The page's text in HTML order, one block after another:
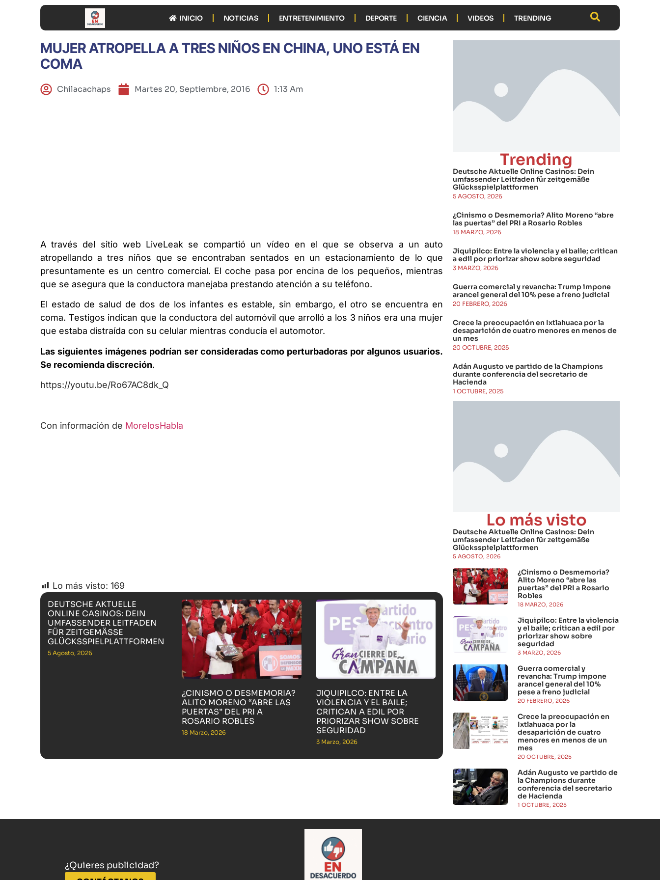
INICIO NOTICIAS ENTRETENIMIENTO DEPORTE CIENCIA VIDEOS TRENDING
MUJER ATROPELLA A TRES NIÑOS EN CHINA, UNO ESTÁ EN
COMA
Chilacachaps Martes 20, Septiembre, 2016 1:13 Am
A través del sitio web LiveLeak se compartió un vídeo en el que se observa a un auto
atropellando a tres niños que se encontraban sentados en un estacionamiento de lo que
presuntamente es un centro comercial. El coche pasa por encina de los pequeños, mientras
que se asegura que la conductora manejaba prestando atención a su teléfono.
El estado de salud de dos de los infantes es estable, sin embargo, el otro se encuentra en
coma. Testigos indican que la conductora del automóvil que arrolló a los 3 niños era una mujer
que estaba distraída con su celular mientras conducía el automotor.
Las siguientes imágenes podrían ser consideradas como perturbadoras por algunos usuarios.
Se recomienda discreción.
https://youtu.be/Ro67AC8dk_Q
Con información de MorelosHabla
Lo más visto: 169
DEUTSCHE AKTUELLE
ONLINE CASINOS: DEIN
UMFASSENDER LEITFADEN
FÜR ZEITGEMÄSSE G
LÜCKSSPIELPLATTFORMEN
5 Agosto, 2026
¿CINISMO O DESMEMORIA?
ALITO MORENO “ABRE LAS
PUERTAS” DEL PRI A
ROSARIO ROBLES
18 Marzo, 2026
JIQUIPILCO: ENTRE LA
VIOLENCIA Y EL BAILE;
CRITICAN A EDIL POR
PRIORIZAR SHOW SOBRE
SEGURIDAD
3 Marzo, 2026
Trending
Deutsche Aktuelle Online Casinos: Dein
umfassender Leitfaden für zeitgemäße
Glücksspielplattformen
5 AGOSTO, 2026
¿Cinismo o Desmemoria? Alito Moreno “abre
las puertas” del PRI a Rosario Robles
18 MARZO, 2026
Jiquipilco: Entre la violencia y el baile; critican
a edil por priorizar show sobre seguridad
3 MARZO, 2026
Guerra comercial y revancha: Trump impone
arancel general del 10% pese a freno judicial
20 FEBRERO, 2026
Crece la preocupación en Ixtlahuaca por la
desaparición de cuatro menores en menos de
un mes
20 OCTUBRE, 2025
Adán Augusto ve partido de la Champions
durante conferencia del secretario de
Hacienda
1 OCTUBRE, 2025
Lo más visto
Deutsche Aktuelle Online Casinos: Dein
umfassender Leitfaden für zeitgemäße
Glücksspielplattformen
5 AGOSTO, 2026
¿Cinismo o Desmemoria?
Alito Moreno “abre las
puertas” del PRI a Rosario
Robles
18 MARZO, 2026
Jiquipilco: Entre la violencia
y el baile; critican a edil por
priorizar show sobre
seguridad
3 MARZO, 2026
Guerra comercial y
revancha: Trump impone
arancel general del 10%
pese a freno judicial
20 FEBRERO, 2026
Crece la preocupación en
Ixtlahuaca por la
desaparición de cuatro
menores en menos de un
mes
20 OCTUBRE, 2025
Adán Augusto ve partido de
la Champions durante
conferencia del secretario
de Hacienda
1 OCTUBRE, 2025
¿Quieres publicidad?